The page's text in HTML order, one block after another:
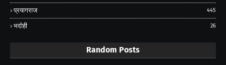
प्रयागराज 445
भदोही 26
Random Posts